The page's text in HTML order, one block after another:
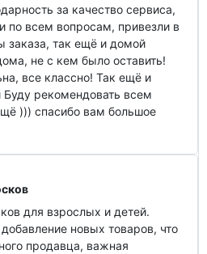
за качество сервиса,
по всем вопросам, привезли в
заказа, так ещё и домой
не с кем было оставить!
все классно! Так ещё и
Буду рекомендовать всем
))) спасибо вам большое
для взрослых и детей.
новых товаров, что
продавца, важная